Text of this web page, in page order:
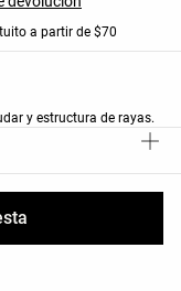
a partir de $70
y estructura de rayas.